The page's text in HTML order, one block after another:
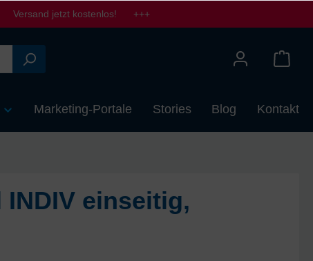
jetzt kostenlos! +++
Marketing-Portale Stories Blog Kontakt
einseitig,